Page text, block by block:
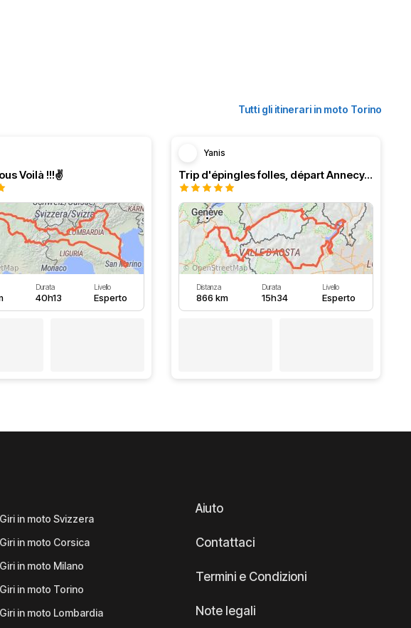
Tutti gli itinerari in moto Torino
Voilà !!!✌️
Durata
40h13
Livello
Esperto
Yanis
Trip d'épingles folles, départ Annecy, tour du Lac Majeur
Distanza
866 km
Durata
15h34
Livello
Esperto
Giri in moto Svizzera
Giri in moto Corsica
Giri in moto Milano
Giri in moto Torino
Giri in moto Lombardia
Aiuto
Contattaci
Termini e Condizioni
Note legali